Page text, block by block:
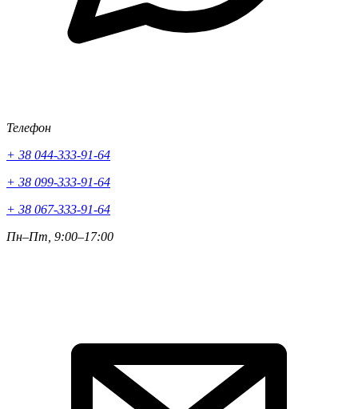
Телефон
+ 38 044-333-91-64
+ 38 099-333-91-64
+ 38 067-333-91-64
Пн–Пт, 9:00–17:00